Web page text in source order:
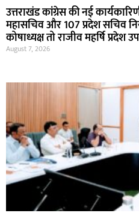
उत्तराखंड कांग्रेस की नई
महासचिव और 107 प्रदेश सचिव
कोषाध्यक्ष तो राजीव महर्षि प्रदेश
August 7, 2026